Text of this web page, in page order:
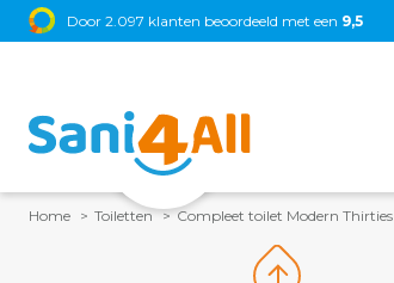
Door 2.097 klanten beoordeeld met een 9,5
Home Toiletten Compleet toilet Modern Thirties